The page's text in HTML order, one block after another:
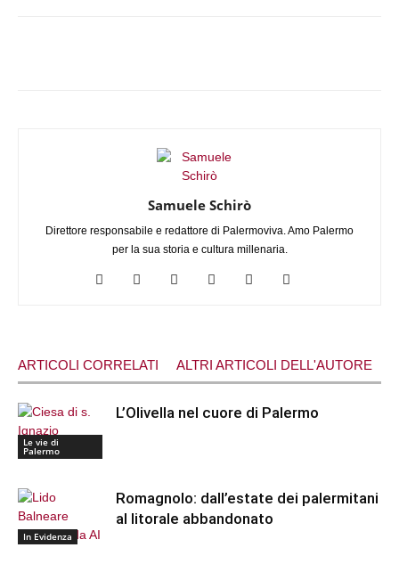
Samuele Schirò
Direttore responsabile e redattore di Palermoviva. Amo Palermo
per la sua storia e cultura millenaria.
ARTICOLI CORRELATI ALTRI ARTICOLI DELL'AUTORE
Le vie di
Palermo
L’Olivella nel cuore di Palermo
In Evidenza
Romagnolo: dall’estate dei palermitani
al litorale abbandonato